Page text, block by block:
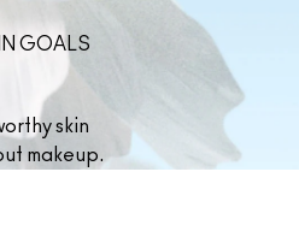
GOALS
skin
makeup.